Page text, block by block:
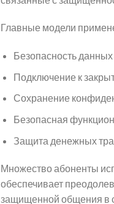
Главные модели
Безопасность
Подключение к
Сохранение
Безопасная
Защита денежных
Множество абоненты
обеспечивает
защищенной общения в